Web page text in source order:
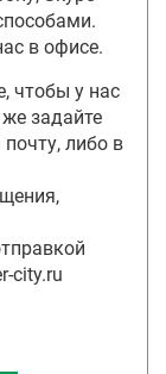
в офисе.
чтобы у нас
задайте
либо в
city.ru